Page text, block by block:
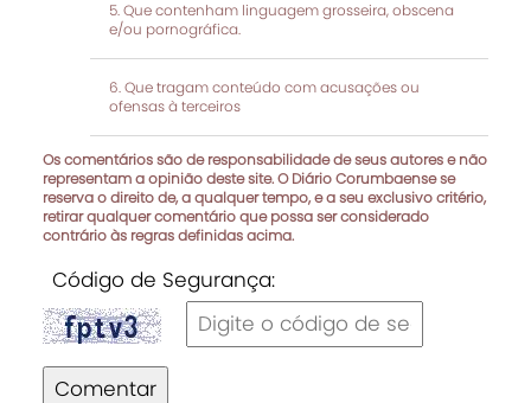
Que contenham linguagem grosseira, obscena
e/ou pornográfica.
Que tragam conteúdo com acusações ou
ofensas à terceiros
Os comentários são de responsabilidade de seus autores e não
representam a opinião deste site. O Diário Corumbaense se
reserva o direito de, a qualquer tempo, e a seu exclusivo critério,
retirar qualquer comentário que possa ser considerado
contrário às regras definidas acima.
Código de Segurança:
Comentar